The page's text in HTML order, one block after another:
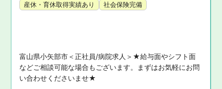
産休・育休取得実績あり
社会保険完備
富山県小矢部市＜正社員/病院求人＞★給与面やシフト面
などご相談可能な場合もございます。まずはお気軽にお問
い合わせくださいませ★